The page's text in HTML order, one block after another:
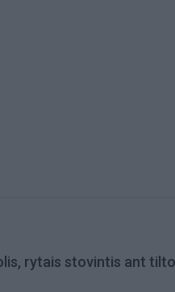
rytais stovintis ant